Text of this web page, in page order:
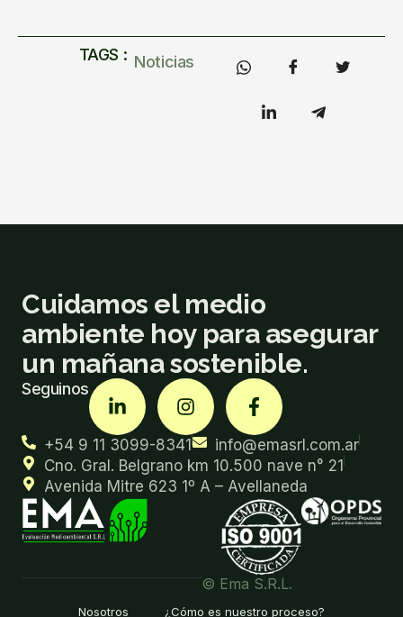
Noticias
TAGS :
Cuidamos el medio
ambiente hoy para asegurar
un mañana sostenible.
Seguinos
+54 9 11 3099-8341
info@emasrl.com.ar
Cno. Gral. Belgrano km 10.500 nave n° 21
Avenida Mitre 623 1º A – Avellaneda
© Ema S.R.L.
Nosotros ¿Cómo es nuestro proceso?